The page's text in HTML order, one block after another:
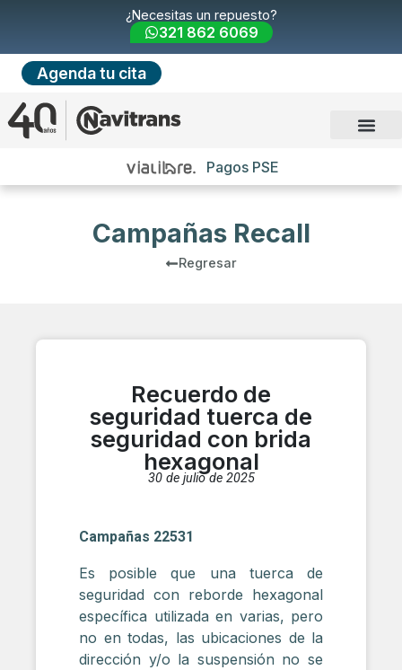
¿Necesitas un repuesto?
321 862 6069
Agenda tu cita
Pagos PSE
Campañas Recall
Regresar
Recuerdo de
seguridad tuerca de
seguridad con brida
hexagonal
30 de julio de 2025
Campañas 22531
Es posible que una tuerca de
seguridad con reborde hexagonal
específica utilizada en varias, pero
no en todas, las ubicaciones de la
dirección y/o la suspensión no se